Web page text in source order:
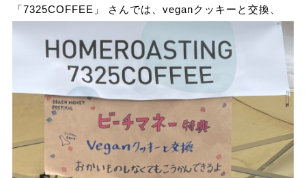
「7325COFFEE」 さんでは、veganクッキーと交換、